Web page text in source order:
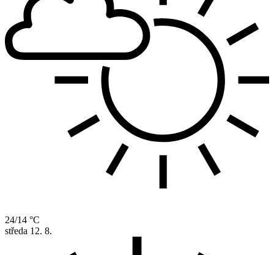
24/14 °C
středa 12. 8.